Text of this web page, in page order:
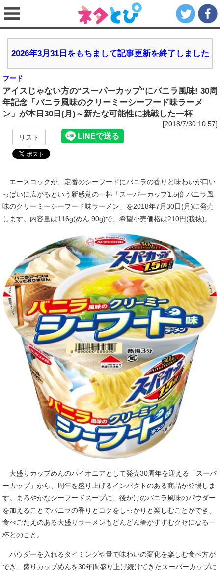
2026年3月31日をもちまして記事更新を終了しました
フード
アイスじゃない方の“スーパーカップ”にバニラ風味! 30周
年記念「バニラ風味のクリーミーシーフード味ラーメ
ン」が本日30日(月)～新たな可能性に挑戦した一杯
[2018/7/30 10:57]
リスト
エースコックが、定番のシーフードにバニラの香りと味わいが口い
っぱいに広がるという新感覚の一杯「スーパーカップ1.5倍 バニラ風
味のクリーミーシーフード味ラーメン」を2018年7月30日(月)に発売
します。内容量は116g(めん 90g)で、希望小売価格は210円(税抜)。
大盛りカップめんのパイオニアとして発売30周年を迎える「スーパ
ーカップ」から、周年を盛り上げるインパクトのある商品が登場しま
す。まろやかなシーフードスープに、後がけのバニラ風味のパウダー
を加えることでバニラの香りとコクをしっかりと楽しむことができ、
食べごたえのある大盛りラーメンもどんどん箸がすすむクセになる一
杯とのこと。
パウダーを入れるタイミングや量で味わいの変化を楽しむ食べ方が
でき、盛りカップめんを30年間盛り上げ続けてきたスーパーカップに